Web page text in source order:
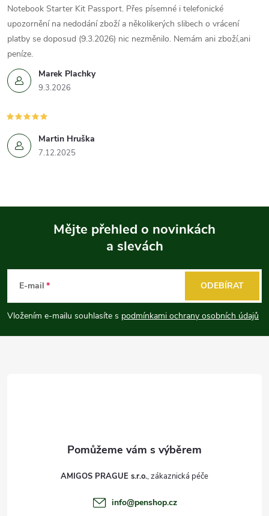
Marek Plachky
9.3.2026
Notebook Starter Kit Passport. Přes písemné i telefonické
upozornění na nedodání zboží a několikerých slibech o vrácení
platby se doposud (9.3.2026) nic nezměnilo. Nemám ani zboží,ani
peníze.
Martin Hruška
7.12.2025
p
a
Mějte přehled o novinkách
a slevách
E-mail
Vložením e-mailu souhlasíte s podmínkami ochrany osobních údajů
ODEBÍRAT
AMIGOS PRAGUE s.r.o.
info@penshop.cz